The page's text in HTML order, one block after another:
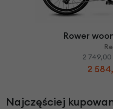
Rower
2 749,00
2
Najczęściej